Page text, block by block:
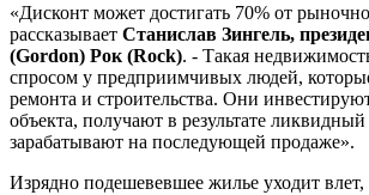
«Дисконт может достигать 70% от
рассказывает Станислав Зингель,
(Gordon) Рок (Rock). - Такая
спросом у предприимчивых людей,
ремонта и строительства. Они
объекта, получают в результате
зарабатывают на последующей продаже».
Изрядно подешевевшее жилье уходит влет,